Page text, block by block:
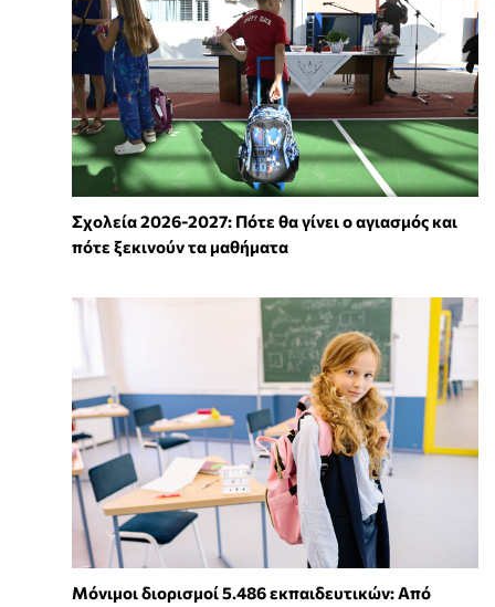
Σχολεία 2026-2027: Πότε θα γίνει ο αγιασμός και
πότε ξεκινούν τα μαθήματα
Μόνιμοι διορισμοί 5.486 εκπαιδευτικών: Από